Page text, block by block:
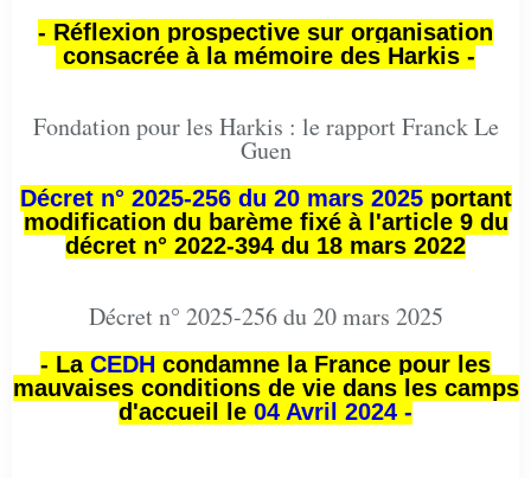
- Réflexion prospective sur organisation
consacrée à la mémoire des Harkis -
Fondation pour les Harkis : le rapport Franck Le
Guen
Décret n° 2025-256 du 20 mars 2025portant
modification du barème fixé à l'article 9 du
décret n° 2022-394 du 18 mars 2022
Décret n° 2025-256 du 20 mars 2025
- La CEDH condamne la France pour les
mauvaises conditions de vie dans les camps
d'accueil le 04 Avril 2024 -